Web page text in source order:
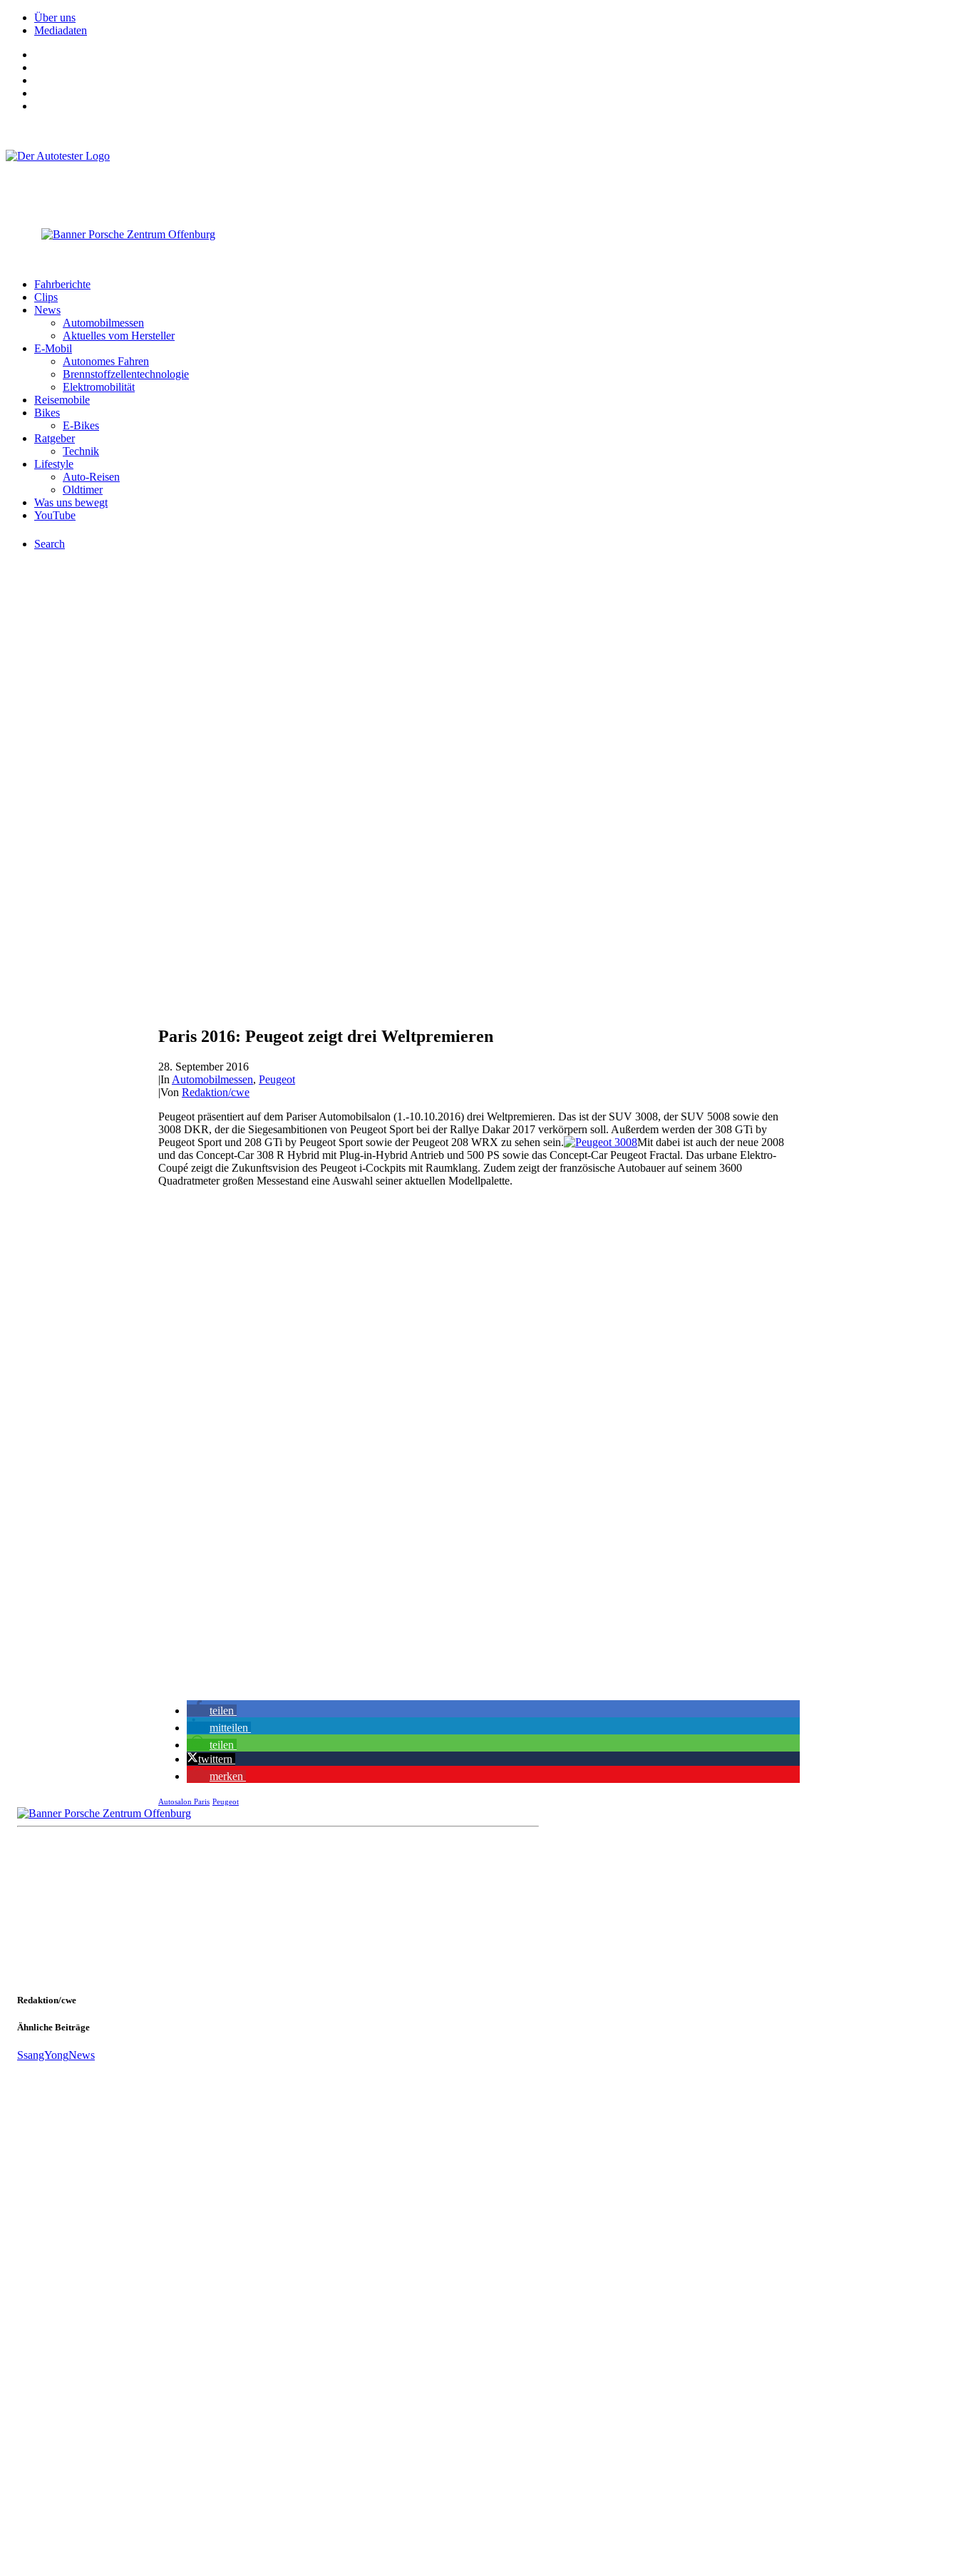
Über uns
Mediadaten
Fahrberichte
Clips
News
Automobilmessen
Aktuelles vom Hersteller
E-Mobil
Autonomes Fahren
Brennstoffzellentechnologie
Elektromobilität
Reisemobile
Bikes
E-Bikes
Ratgeber
Technik
Lifestyle
Auto-Reisen
Oldtimer
Was uns bewegt
YouTube
Search
Paris 2016: Peugeot zeigt drei Weltpremieren
28. September 2016
|In Automobilmessen, Peugeot
|Von Redaktion/cwe
Peugeot präsentiert auf dem Pariser Automobilsalon (1.-10.10.2016) drei Weltpremieren. Das ist der SUV 3008, der SUV 5008 sowie den
3008 DKR, der die Siegesambitionen von Peugeot Sport bei der Rallye Dakar 2017 verkörpern soll. Außerdem werden der 308 GTi by
Peugeot Sport und 208 GTi by Peugeot Sport sowie der Peugeot 208 WRX zu sehen sein.
Mit dabei ist auch der neue 2008
und das Concept-Car 308 R Hybrid mit Plug-in-Hybrid Antrieb und 500 PS sowie das Concept-Car Peugeot Fractal. Das urbane Elektro-
Coupé zeigt die Zukunftsvision des Peugeot i-Cockpits mit Raumklang. Zudem zeigt der französische Autobauer auf seinem 3600
Quadratmeter großen Messestand eine Auswahl seiner aktuellen Modellpalette.
teilen
mitteilen
teilen
twittern
merken
Autosalon Paris Peugeot
Redaktion/cwe
Ähnliche Beiträge
SsangYongNews